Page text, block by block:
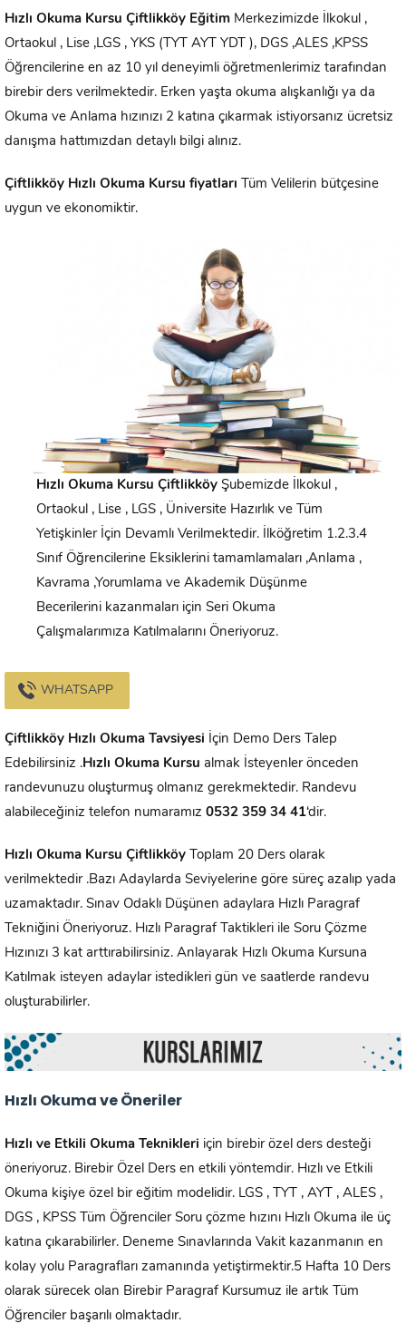
Hızlı Okuma Kursu Çiftlikköy Eğitim Merkezimizde İlkokul ,
Ortaokul , Lise ,LGS , YKS (TYT AYT YDT ), DGS ,ALES ,KPSS
Öğrencilerine en az 10 yıl deneyimli öğretmenlerimiz tarafından
birebir ders verilmektedir. Erken yaşta okuma alışkanlığı ya da
Okuma ve Anlama hızınızı 2 katına çıkarmak istiyorsanız ücretsiz
danışma hattımızdan detaylı bilgi alınız.
Çiftlikköy Hızlı Okuma Kursu fiyatları Tüm Velilerin bütçesine
uygun ve ekonomiktir.
Hızlı Okuma KursuÇiftlikköyŞubemizde İlkokul ,
Ortaokul , Lise , LGS , Üniversite Hazırlık ve Tüm
Yetişkinler İçin Devamlı Verilmektedir. İlköğretim 1.2.3.4
Sınıf Öğrencilerine Eksiklerini tamamlamaları ,Anlama ,
Kavrama ,Yorumlama ve Akademik Düşünme
Becerilerini kazanmaları için Seri Okuma
Çalışmalarımıza Katılmalarını Öneriyoruz.
WHATSAPP
Çiftlikköy Hızlı Okuma Tavsiyesi İçin Demo Ders Talep
Edebilirsiniz .Hızlı Okuma Kursu almak İsteyenler önceden
randevunuzu oluşturmuş olmanız gerekmektedir. Randevu
alabileceğiniz telefon numaramız 0532 359 34 41‘dir.
Hızlı Okuma Kursu Çiftlikköy Toplam 20 Ders olarak
verilmektedir .Bazı Adaylarda Seviyelerine göre süreç azalıp yada
uzamaktadır. Sınav Odaklı Düşünen adaylara Hızlı Paragraf
Tekniğini Öneriyoruz. Hızlı Paragraf Taktikleri ile Soru Çözme
Hızınızı 3 kat arttırabilirsiniz. Anlayarak Hızlı Okuma Kursuna
Katılmak isteyen adaylar istedikleri gün ve saatlerde randevu
oluşturabilirler.
Hızlı Okuma ve Öneriler
Hızlı ve Etkili Okuma Teknikleri için birebir özel ders desteği
öneriyoruz. Birebir Özel Ders en etkili yöntemdir. Hızlı ve Etkili
Okuma kişiye özel bir eğitim modelidir. LGS , TYT , AYT , ALES ,
DGS , KPSS Tüm Öğrenciler Soru çözme hızını Hızlı Okuma ile üç
katına çıkarabilirler. Deneme Sınavlarında Vakit kazanmanın en
kolay yolu Paragrafları zamanında yetiştirmektir.5 Hafta 10 Ders
olarak sürecek olan Birebir Paragraf Kursumuz ile artık Tüm
Öğrenciler başarılı olmaktadır.